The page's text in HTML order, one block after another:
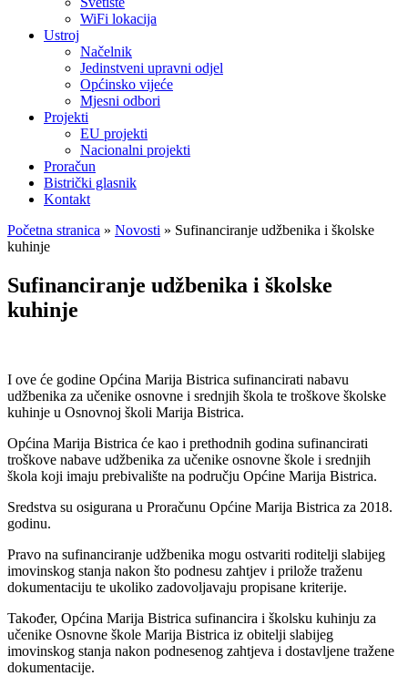
WiFi lokacija
Ustroj
Načelnik
Jedinstveni upravni odjel
Općinsko vijeće
Mjesni odbori
Projekti
EU projekti
Nacionalni projekti
Proračun
Bistrički glasnik
Kontakt
Početna stranica » Novosti » Sufinanciranje udžbenika i školske
kuhinje
Sufinanciranje udžbenika i školske
kuhinje
I ove će godine Općina Marija Bistrica sufinancirati nabavu
udžbenika za učenike osnovne i srednjih škola te troškove školske
kuhinje u Osnovnoj školi Marija Bistrica.
Općina Marija Bistrica će kao i prethodnih godina sufinancirati
troškove nabave udžbenika za učenike osnovne škole i srednjih
škola koji imaju prebivalište na području Općine Marija Bistrica.
Sredstva su osigurana u Proračunu Općine Marija Bistrica za 2018.
godinu.
Pravo na sufinanciranje udžbenika mogu ostvariti roditelji slabijeg
imovinskog stanja nakon što podnesu zahtjev i prilože traženu
dokumentaciju te ukoliko zadovoljavaju propisane kriterije.
Također, Općina Marija Bistrica sufinancira i školsku kuhinju za
učenike Osnovne škole Marija Bistrica iz obitelji slabijeg
imovinskog stanja nakon podnesenog zahtjeva i dostavljene tražene
dokumentacije.